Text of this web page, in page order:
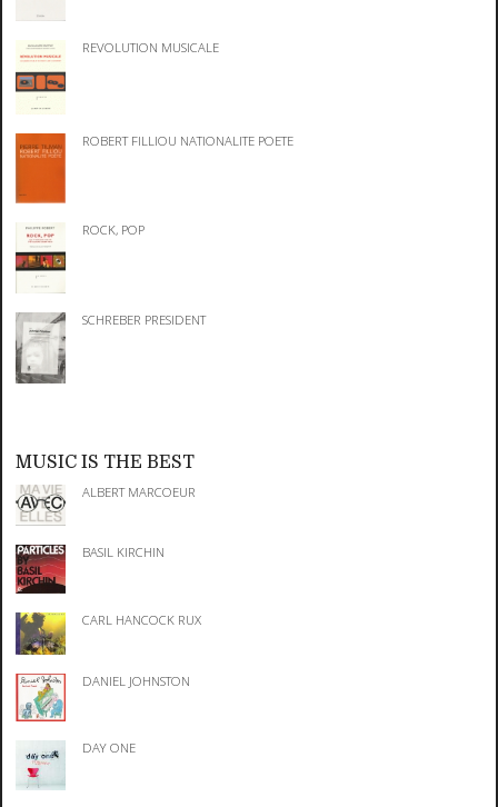
REVOLUTION MUSICALE
ROBERT FILLIOU NATIONALITE POETE
ROCK, POP
SCHREBER PRESIDENT
MUSIC IS THE BEST
ALBERT MARCOEUR
BASIL KIRCHIN
CARL HANCOCK RUX
DANIEL JOHNSTON
DAY ONE